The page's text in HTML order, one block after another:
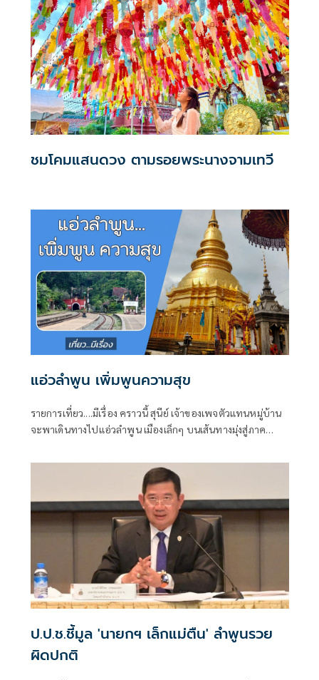
ชมโคมแสนดวง ตามรอยพระนางจามเทวี
แอ่วลำพูน เพิ่มพูนความสุข
รายการเที่ยว....มีเรื่อง คราวนี้ สุนีย์ เจ้าของเพจตัวแทนหมู่บ้าน
จะพาเดินทางไปแอ่วลำพูน เมืองเล็กๆ บนเส้นทางมุ่งสู่ภาค
วัฒนธรรม อาหารการกิน วิถีชีวิตและแหล่งท่องเที่ยวที่ยังมี
ความเรียบง่าย แต่แฝงด้วยเรื่องราวและความงดงามสุดประทับ
ป.ป.ช.ชี้มูล 'นายกฯ เล็กแม่ตืน' ลำพูนรวย
ผิดปกติ